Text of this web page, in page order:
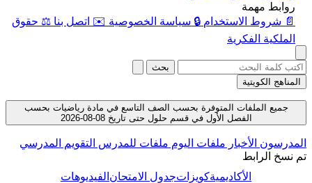
روابط مهمة
📄 شروط الاستخدام 🔒 سياسة الخصوصية ✉️ اتصل بنا ⚖️ حقوق
الملكية الفكرية
بحث
المناهج الكويتية
جميع الملفات المتوفرة بحسب الصف التاسع في مادة رياضيات بحسب
الفصل الأول في قسم حلول حتى تاريخ 08-08-2026
المدرسون الأخبار ملفات اليوم ملفات للمدرس التقويم المدرسي
تم نسخ الرابط
الأكاديميةكويزاتجدول الامتحانالفيديوهات